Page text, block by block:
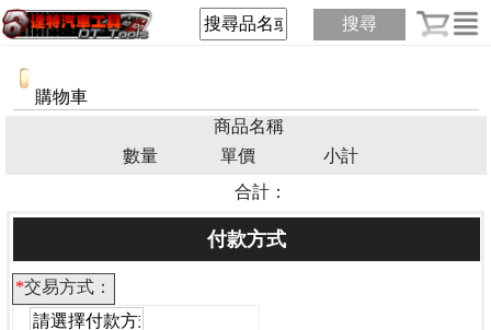
搜尋
購物車
商品名稱
小計
單價
數量
合計：
付款方式
*交易方式：